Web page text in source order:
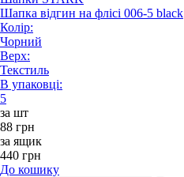
Шапка відгин на флісі 006-5 black
Колір:
Чорний
Верх:
Текстиль
В упаковці:
5
за шт
88 грн
за ящик
440 грн
До кошику